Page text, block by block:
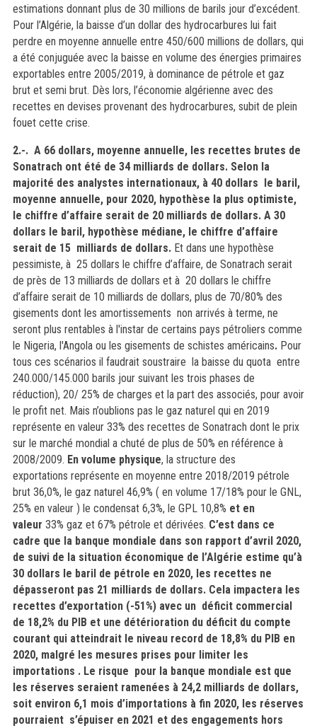
estimations donnant plus de 30 millions de barils jour d’excédent.
Pour l’Algérie, la baisse d’un dollar des hydrocarbures lui fait
perdre en moyenne annuelle entre 450/600 millions de dollars, qui
a été conjuguée avec la baisse en volume des énergies primaires
exportables entre 2005/2019, à dominance de pétrole et gaz
brut et semi brut. Dès lors, l’économie algérienne avec des
recettes en devises provenant des hydrocarbures, subit de plein
fouet cette crise.
2.-. A66 dollars,moyenne annuelle, les recettes brutes de
Sonatrach ont été de 34 milliards de dollars. Selon la
majorité des analystes internationaux, à 40 dollars le baril,
moyenne annuelle, pour 2020, hypothèse la plus optimiste,
le chiffre d’affaire serait de 20 milliards de dollars. A 30
dollars le baril, hypothèse médiane, le chiffre d’affaire
serait de 15 milliards de dollars.Et dans une hypothèse
pessimiste, à 25 dollars le chiffre d’affaire, de Sonatrach serait
de près de 13 milliards de dollars et à 20 dollars le chiffre
d’affaire serait de 10 milliards de dollars, plus de 70/80% des
gisements dont les amortissements non arrivés à terme, ne
seront plus rentables à l'instar de certains pays pétroliers comme
le Nigeria, l'Angola ou les gisements de schistes américains. Pour
tous ces scénarios il faudrait soustraire la baisse du quota entre
240.000/145.000 barils jour suivant les trois phases de
réduction), 20/ 25% de charges et la part des associés, pour avoir
le profit net. Mais n’oublions pas le gaz naturel qui en 2019
représente en valeur 33% des recettes de Sonatrach dont le prix
sur le marché mondial a chuté de plus de 50% en référence à
2008/2009. En volume physique, la structure des
exportations représente en moyenne entre 2018/2019 pétrole
brut 36,0%, le gaz naturel 46,9% ( en volume 17/18% pour le GNL,
25% en valeur ) le condensat 6,3%, le GPL 10,8% et en
valeur 33% gaz et 67% pétrole et dérivées. C’est dans ce
cadre que la banque mondiale dans son rapport d’avril 2020,
de suivi de la situation économique de l’Algérie estime qu’à
30 dollars le baril de pétrole en 2020, les recettes ne
dépasseront pas 21 milliards de dollars. Cela impactera les
recettes d’exportation (-51%) avec un déficit commercial
de 18,2% du PIB et une détérioration du déficit du compte
courant qui atteindrait le niveau record de 18,8% du PIB en
2020, malgré les mesures prises pour limiter les
importations . Le risque pour la banque mondiale est que
les réserves seraient ramenées à 24,2 milliards de dollars,
soit environ 6,1 mois d’importations à fin 2020, les réserves
pourraient s’épuiser en 2021 et des engagements hors